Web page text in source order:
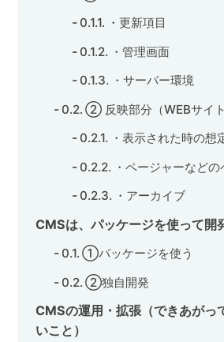
・更新項目
・管理画面
・サーバー環境
② 反映部分（WEBサイ
・表示された時の想
・ページャーなど
・アーカイブ
CMSは、パッケージを使って開
①パッケージを使う
②独自開発
CMSの運用・拡張（できあがっ
いこと）